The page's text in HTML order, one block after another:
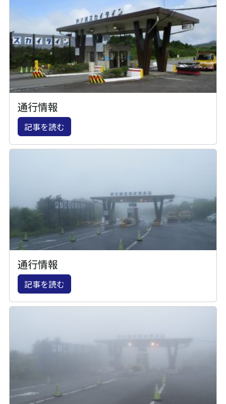
通行情報
記事を読む
通行情報
記事を読む